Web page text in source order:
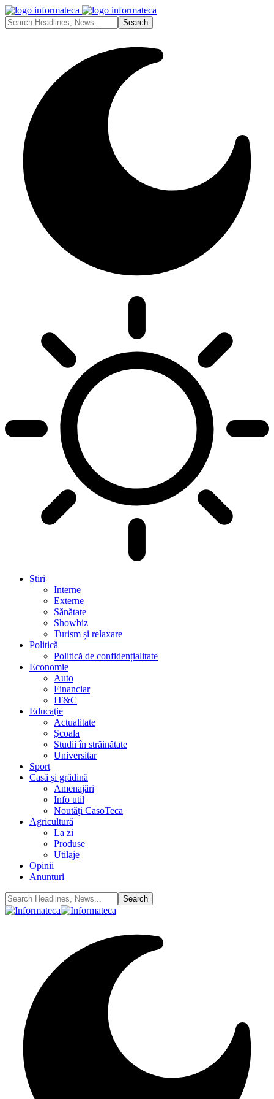
Știri
Interne
Externe
Sănătate
Showbiz
Turism și relaxare
Politică
Politică de confidențialitate
Economie
Auto
Financiar
IT&C
Educaţie
Actualitate
Şcoala
Studii în străinătate
Universitar
Sport
Casă şi grădină
Amenajări
Info util
Noutăţi CasoTeca
Agricultură
La zi
Produse
Utilaje
Opinii
Anunturi